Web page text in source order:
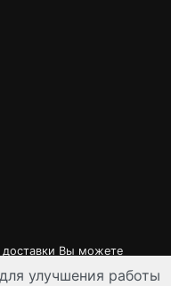
доставки Вы можете
улучшения работы